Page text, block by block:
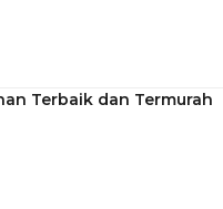
Terbaik dan Termurah